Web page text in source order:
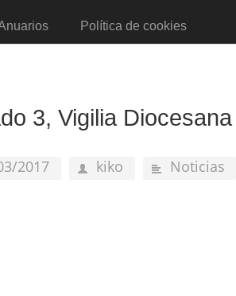
Política de cookies
3, Vigilia
2017 kiko Noticias